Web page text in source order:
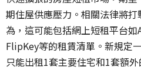
期住屋供應壓力。相關法律將
為，這可能包括網上短租平台如
FlipKey等的租賃清單。新規定
只能出租1套主要住宅和1套額